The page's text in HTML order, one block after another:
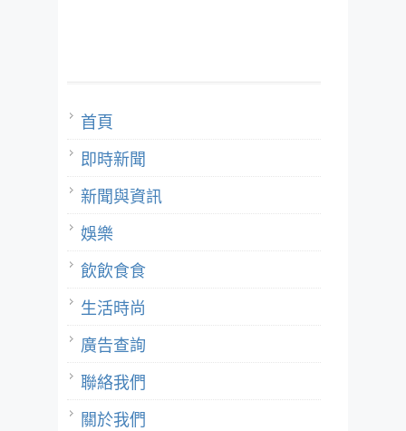
首頁
即時新聞
新聞與資訊
娛樂
飲飲食食
生活時尚
廣告查詢
聯絡我們
關於我們